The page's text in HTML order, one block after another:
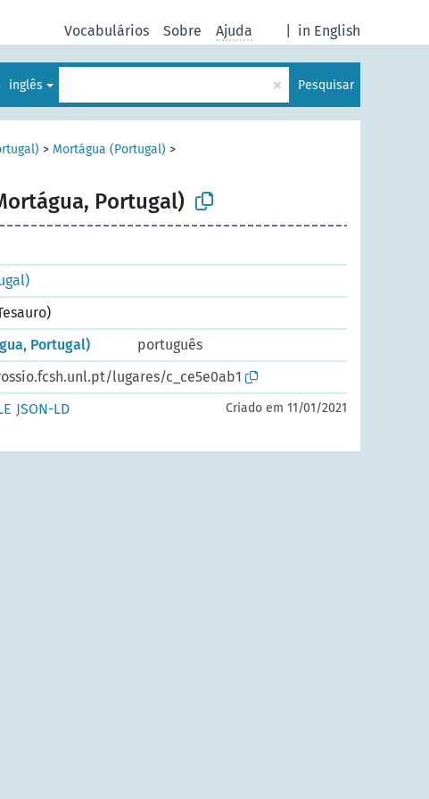
in English
Vocabulários Sobre Ajuda
inglês × Pesquisar
> Mortágua (Portugal) >
Portugal)
Portugal)
português
lugares/c_ce5e0ab1
JSON-LD Criado em 11/01/2021